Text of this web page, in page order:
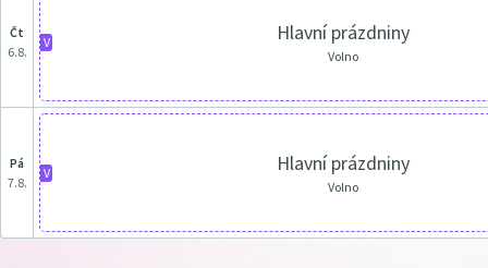
čt
6.8.
V Hlavní prázdniny
Volno
pá
7.8.
V Hlavní prázdniny
Volno